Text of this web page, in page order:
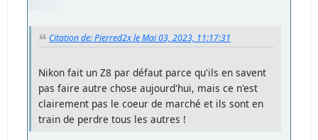
Citation de: Pierred2x le Mai 03, 2023, 11:17:31
Nikon fait un Z8 par défaut parce qu'ils en savent
pas faire autre chose aujourd'hui, mais ce n'est
clairement pas le coeur de marché et ils sont en
train de perdre tous les autres !